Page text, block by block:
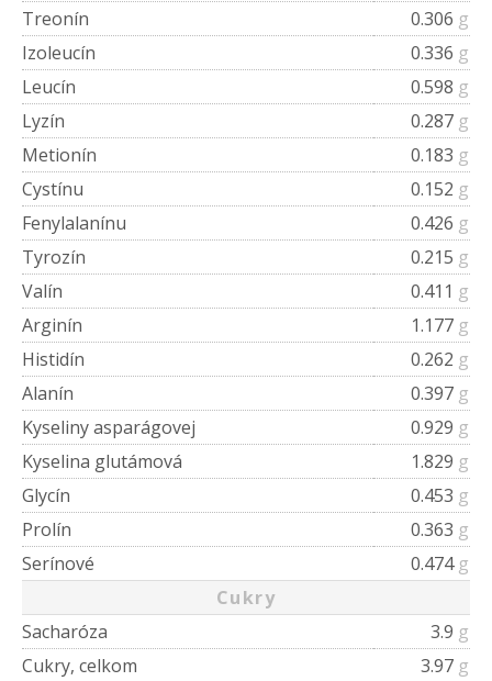
Treonín
0.306 g
Izoleucín
0.336 g
Leucín
0.598 g
Lyzín
0.287 g
Metionín
0.183 g
Cystínu
0.152 g
Fenylalanínu
0.426 g
Tyrozín
0.215 g
Valín
0.411 g
Arginín
1.177 g
Histidín
0.262 g
Alanín
0.397 g
Kyseliny asparágovej
0.929 g
Kyselina glutámová
1.829 g
Glycín
0.453 g
Prolín
0.363 g
Serínové
0.474 g
Cukry
Sacharóza
3.9 g
Cukry, celkom
3.97 g